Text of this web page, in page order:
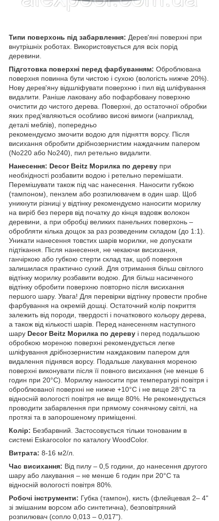
Типи поверхонь під забарвлення: Дерев'яні поверхні при
внутрішніх роботах. Використовується для всіх порід
деревини.
Підготовка поверхні перед фарбуванням: Оброблювана
поверхня повинна бути чистою і сухою (вологість нижче 20%).
Нову дерев'яну відшліфувати поверхню і пил від шліфування
видалити. Раніше лаковану або пофарбовану поверхню
очистити до чистого дерева. Поверхні, до остаточної обробки
яких пред'являються особливо високі вимоги (наприклад,
деталі меблів), попередньо
рекомендуємо змочити водою для підняття ворсу. Після
висихання обробити дрібнозернистим наждачним папером
(No220 або No240), пил ретельно видалити.
Нанесення: Decor Beitz Морилка по дереву при
необхідності розбавити водою і ретельно перемішати.
Перемішувати також під час нанесення. Наносити губкою
(тампоном), пензлем або розпилювачем в один шар. Щоб
уникнути різниці у відтінку рекомендуємо наносити морилку
на виріб без перерв від початку до кінця вздовж волокон
деревини, а при обробці великих панельних поверхонь –
обробляти кілька дощок за раз розведеним складом (до 1:1).
Уникати нанесення товстих шарів морилки, не допускати
підтікання. Після нанесення, не чекаючи висихання,
ганчіркою або губкою стерти склад так, щоб поверхня
залишилася практично сухий. Для отримання більш світлого
відтінку морилку розбавити водою. Для більш насиченого
відтінку обробити поверхню повторно після висихання
першого шару. Увага! Для перевірки відтінку провести пробне
фарбування на окремій дошці. Остаточний колір покриття
залежить від породи, твердості і початкового кольору дерева,
а також від кількості шарів. Перед нанесенням наступного
шару Decor Beitz Морилка по дереву і перед подальшою
обробкою мореною поверхні рекомендується легке
шліфування дрібнозернистим наждаковим папером для
видалення піднявся ворсу. Подальше лакування мореною
поверхні виконувати після її повного висихання (не менше 6
годин при 20°С). Морилку наносити при температурі повітря і
оброблюваної поверхні не нижче +10°С і не вище 28°С та
відносній вологості повітря не вище 80%. Не рекомендується
проводити забарвлення при прямому сонячному світлі, на
протязі та в запорошеному приміщенні.
Колір: Безбарвний. Застосовується тільки тонованим в
системі Eskarocolor по каталогу WoodColor.
Витрата: 8-16 м2/л.
Час висихання: Від пилу – 0,5 години, до нанесення другого
шару або лакування – не менше 6 годин при 20°С та
відносній вологості повітря 80%.
Робочі інструменти: Губка (тампон), кисть (флейцевая 2– 4"
зі змішаним ворсом або синтетична), безповітряний
розпилювач (сопло 0,013 – 0,017").